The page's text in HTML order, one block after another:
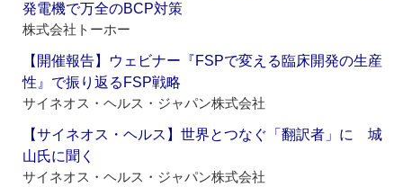
発電機で万全のBCP対策
株式会社トーホー
【開催報告】ウェビナー『FSPで変える臨床開発の生産
性』で振り返るFSP戦略
サイネオス・ヘルス・ジャパン株式会社
【サイネオス・ヘルス】世界とつなぐ「翻訳者」に 城
山氏に聞く
サイネオス・ヘルス・ジャパン株式会社